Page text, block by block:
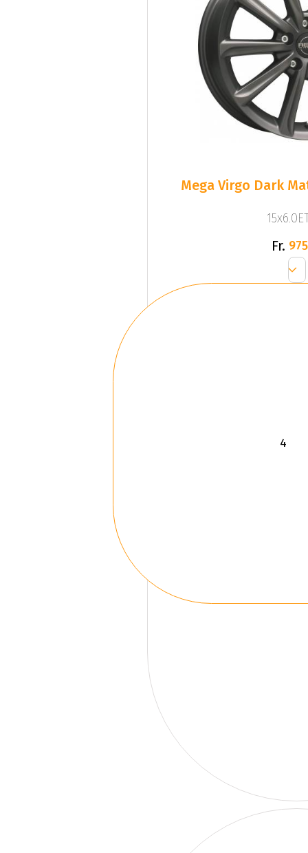
Mega Virgo Dark
Fr.